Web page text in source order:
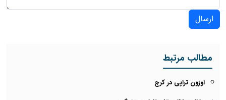
ارسال
مطالب مرتبط
اوزون تراپی در کرج